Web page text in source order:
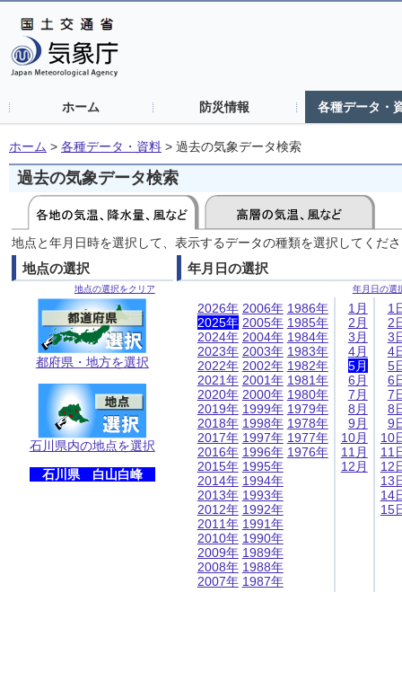
ホーム 防災情報 各種データ・
ホーム > 各種データ・資料 > 過去の気象データ検索
過去の気象データ検索
地点と年月日時を選択して、表示するデータの種類を選択してくだ
地点の選択
地点の選択をクリア
都府県・地方を選択
石川県内の地点を選択
石川県 白山白峰
年月日の選択
年月日の選
2026年
2025年
2024年
2023年
2022年
2021年
2020年
2019年
2018年
2017年
2016年
2015年
2014年
2013年
2012年
2011年
2010年
2009年
2008年
2007年
2006年
2005年
2004年
2003年
2002年
2001年
2000年
1999年
1998年
1997年
1996年
1995年
1994年
1993年
1992年
1991年
1990年
1989年
1988年
1987年
1986年
1985年
1984年
1983年
1982年
1981年
1980年
1979年
1978年
1977年
1976年
1月
2月
3月
4月
5月
6月
7月
8月
9月
10月
11月
12月
1
2
3
4
5
6
7
8
9
10
11
12
13
14
15